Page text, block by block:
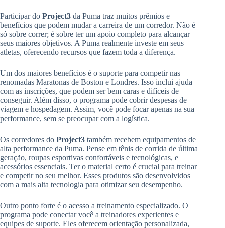
Participar do Project3 da Puma traz muitos prêmios e
benefícios que podem mudar a carreira de um corredor. Não é
só sobre correr; é sobre ter um apoio completo para alcançar
seus maiores objetivos. A Puma realmente investe em seus
atletas, oferecendo recursos que fazem toda a diferença.
Um dos maiores benefícios é o suporte para competir nas
renomadas Maratonas de Boston e Londres. Isso inclui ajuda
com as inscrições, que podem ser bem caras e difíceis de
conseguir. Além disso, o programa pode cobrir despesas de
viagem e hospedagem. Assim, você pode focar apenas na sua
performance, sem se preocupar com a logística.
Os corredores do Project3 também recebem equipamentos de
alta performance da Puma. Pense em tênis de corrida de última
geração, roupas esportivas confortáveis e tecnológicas, e
acessórios essenciais. Ter o material certo é crucial para treinar
e competir no seu melhor. Esses produtos são desenvolvidos
com a mais alta tecnologia para otimizar seu desempenho.
Outro ponto forte é o acesso a treinamento especializado. O
programa pode conectar você a treinadores experientes e
equipes de suporte. Eles oferecem orientação personalizada,